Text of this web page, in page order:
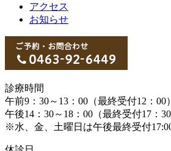
アクセス
お知らせ
診療時間
午前9：30～13：00（最終受付12：00）
午後14：30～18：00（最終受付17：30
※水、金、土曜日は午後最終受付